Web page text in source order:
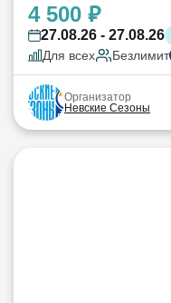
4 500 ₽
27.08.26 - 27.08.26
Для всех
Безлимит
Организатор
Невские Сезоны